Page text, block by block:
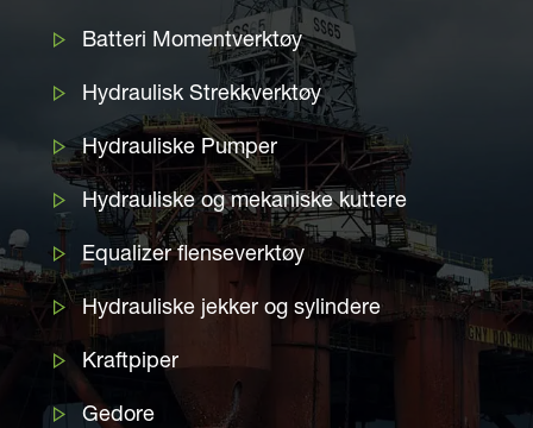
Batteri Momentverktøy
Hydraulisk Strekkverktøy
Hydrauliske Pumper
Hydrauliske og mekaniske kuttere
Equalizer flenseverktøy
Hydrauliske jekker og sylindere
Kraftpiper
Gedore